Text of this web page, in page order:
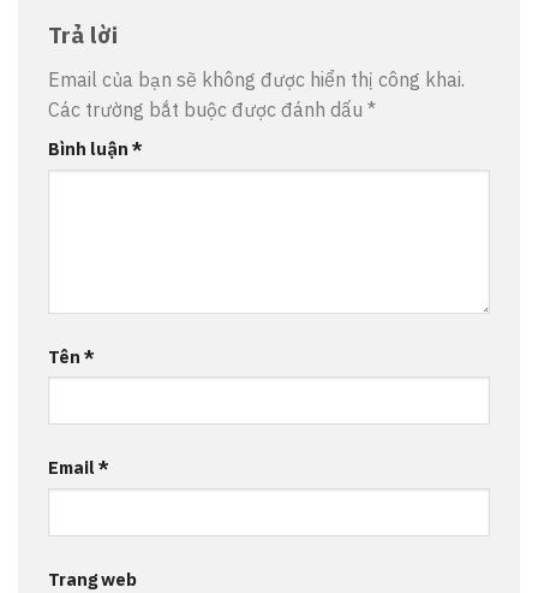
Trả lời
Email của bạn sẽ không được hiển thị công khai.
Các trường bắt buộc được đánh dấu *
Bình luận *
Tên *
Email*
Trang web